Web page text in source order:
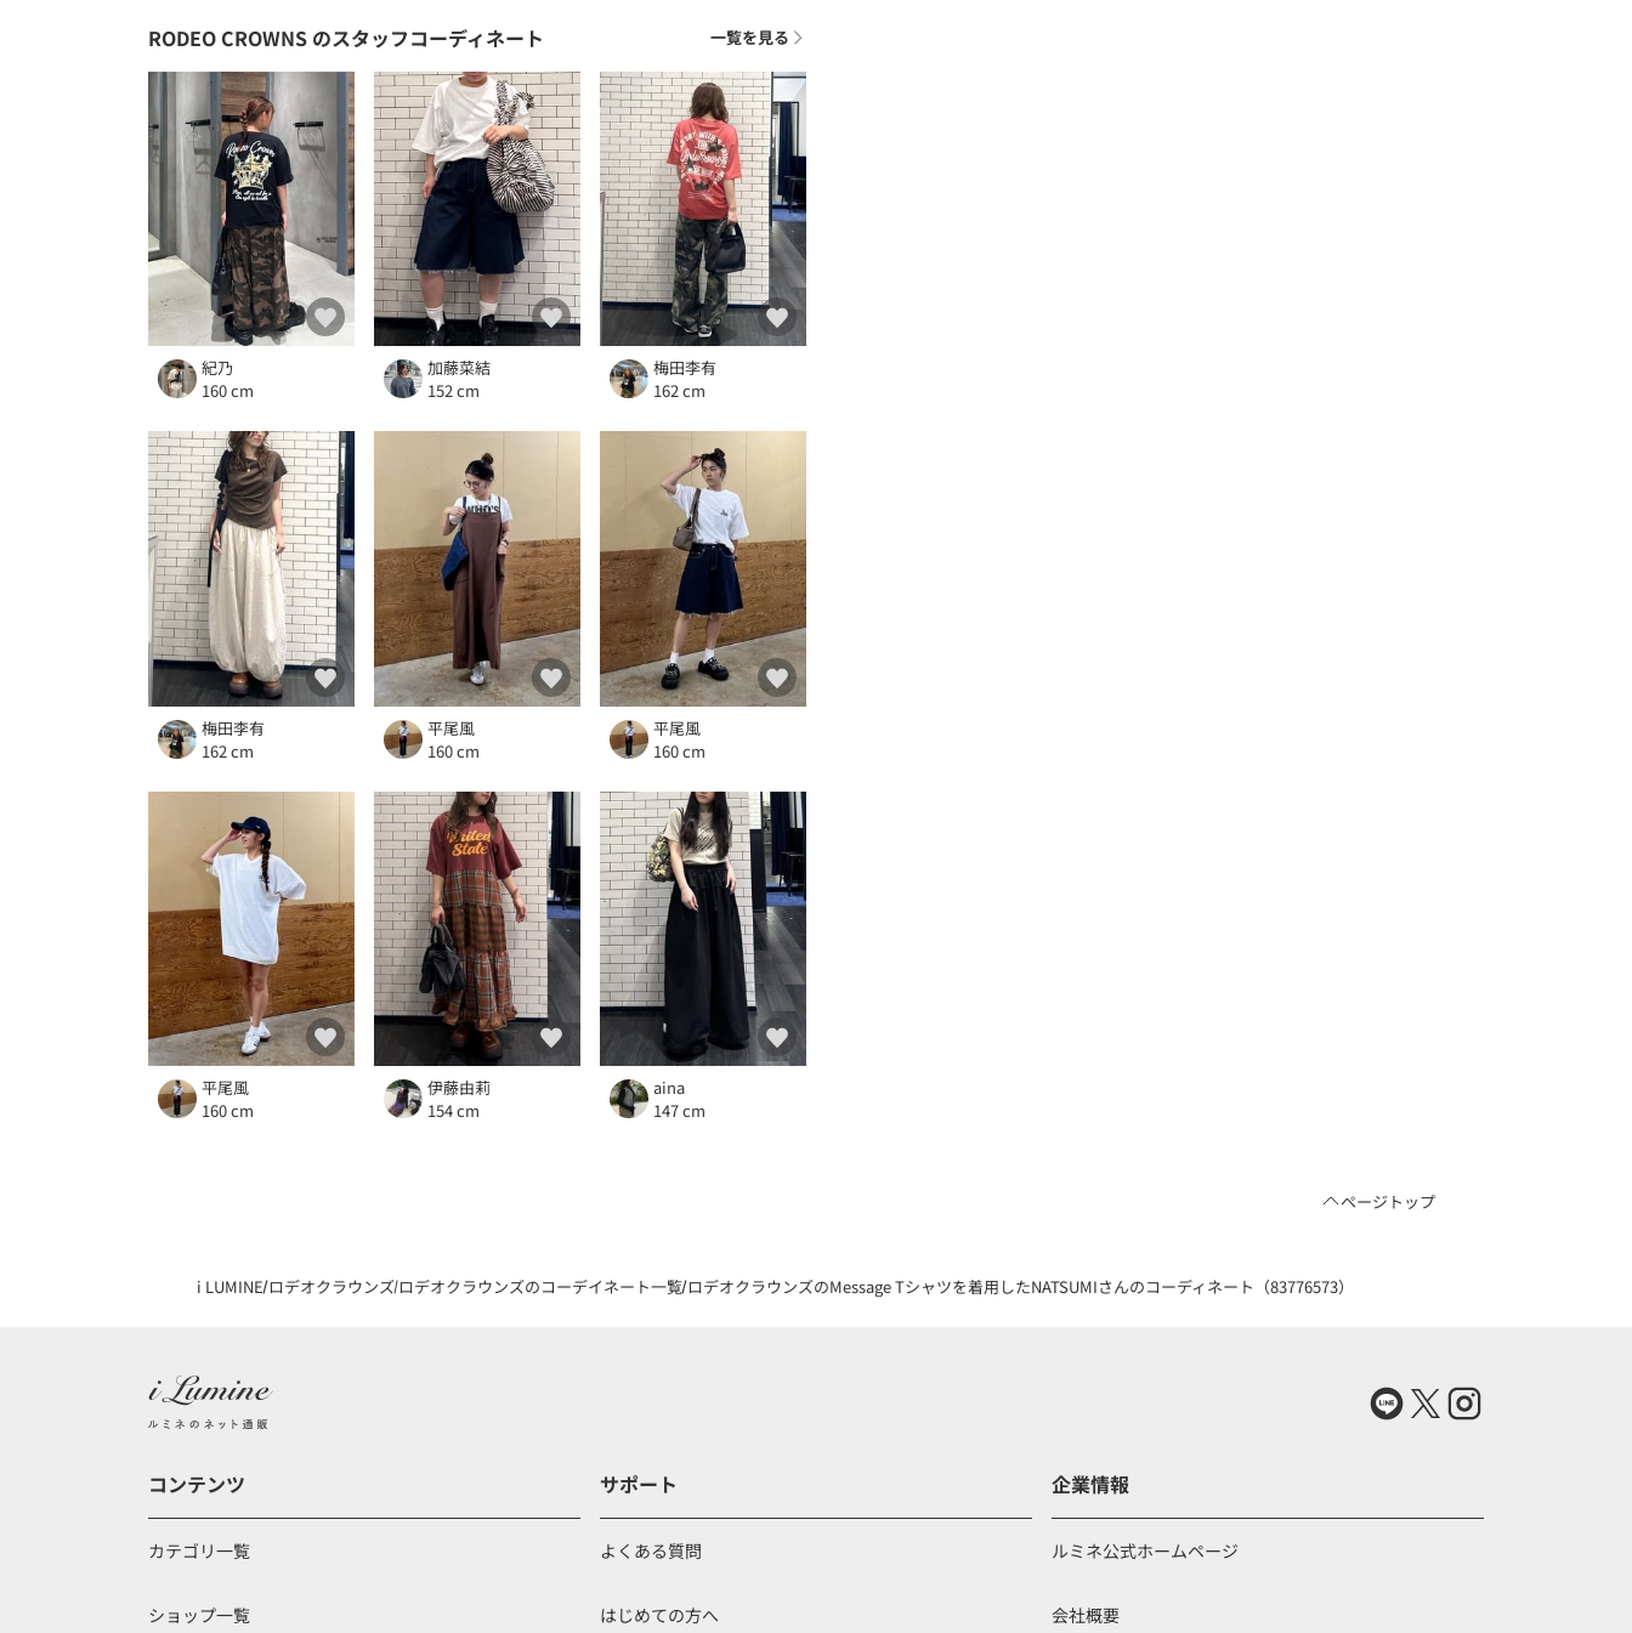
RODEO CROWNS のスタッフコーディネート 一覧を見る
紀乃
160 cm
加藤菜結
152 cm
梅田李有
162 cm
梅田李有
162 cm
平尾風
160 cm
平尾風
160 cm
平尾風
160 cm
伊藤由莉
154 cm
aina
147 cm
ページトップ
i LUMINEロデオクラウンズ ロデオクラウンズのコーデイネート一覧ロデオクラウンズのMessage Tシャツを着用したNATSUMIさんのコーディネート（83776573）
コンテンツ
カテゴリ一覧
ショップ一覧
サポート
よくある質問
はじめての方へ
企業情報
ルミネ公式ホームページ
会社概要